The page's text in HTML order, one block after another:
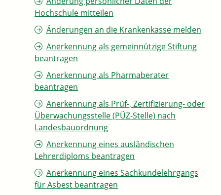
Hochschule mitteilen
Änderungen an die Krankenkasse melden
Anerkennung als gemeinnützige Stiftung
beantragen
Anerkennung als Pharmaberater
beantragen
Anerkennung als Prüf-, Zertifizierung- oder
Überwachungsstelle (PÜZ-Stelle) nach
Landesbauordnung
Anerkennung eines ausländischen
Lehrerdiploms beantragen
Anerkennung eines Sachkundelehrgangs
für Asbest beantragen